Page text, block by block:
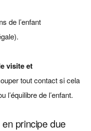
de l’enfant
visite et
tout contact si cela
l’équilibre de l’enfant.
en principe due